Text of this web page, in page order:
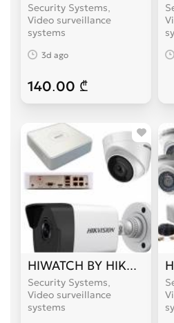
Security Systems,
Video surveillance
systems
3d ago
140.00 ₾
HIWATCH BY HIKVISION
Security Systems,
Video surveillance
systems